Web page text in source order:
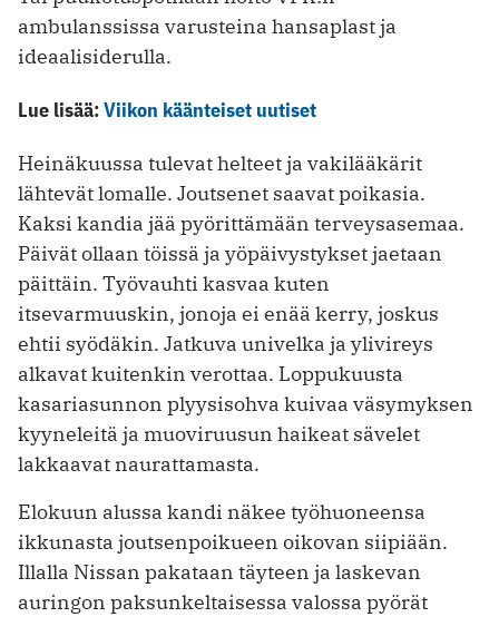
ambulanssissa varusteina hansaplast ja
ideaalisiderulla.
Lue lisää:Viikon käänteiset uutiset
Heinäkuussa tulevat helteet ja vakilääkärit
lähtevät lomalle. Joutsenet saavat poikasia.
Kaksi kandia jää pyörittämään terveysasemaa.
Päivät ollaan töissä ja yöpäivystykset jaetaan
päittäin. Työvauhti kasvaa kuten
itsevarmuuskin, jonoja ei enää kerry, joskus
ehtii syödäkin. Jatkuva univelka ja ylivireys
alkavat kuitenkin verottaa. Loppukuusta
kasariasunnon plyysisohva kuivaa väsymyksen
kyyneleitä ja muoviruusun haikeat sävelet
lakkaavat naurattamasta.
Elokuun alussa kandi näkee työhuoneensa
ikkunasta joutsenpoikueen oikovan siipiään.
Illalla Nissan pakataan täyteen ja laskevan
auringon paksunkeltaisessa valossa pyörät